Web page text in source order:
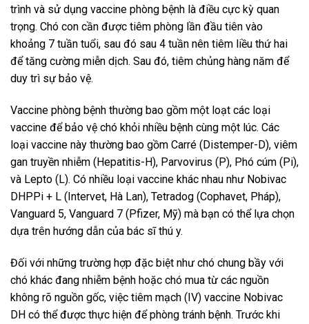
trình và sử dụng vaccine phòng bệnh là điều cực kỳ quan
trọng. Chó con cần được tiêm phòng lần đầu tiên vào
khoảng 7 tuần tuổi, sau đó sau 4 tuần nên tiêm liều thứ hai
để tăng cường miễn dịch. Sau đó, tiêm chủng hàng năm để
duy trì sự bảo vệ.
Vaccine phòng bệnh thường bao gồm một loạt các loại
vaccine để bảo vệ chó khỏi nhiều bệnh cùng một lúc. Các
loại vaccine này thường bao gồm Carré (Distemper-D), viêm
gan truyền nhiễm (Hepatitis-H), Parvovirus (P), Phó cúm (Pi),
và Lepto (L). Có nhiều loại vaccine khác nhau như Nobivac
DHPPi + L (Intervet, Hà Lan), Tetradog (Cophavet, Pháp),
Vanguard 5, Vanguard 7 (Pfizer, Mỹ) mà bạn có thể lựa chọn
dựa trên hướng dẫn của bác sĩ thú y.
Đối với những trường hợp đặc biệt như chó chung bầy với
chó khác đang nhiễm bệnh hoặc chó mua từ các nguồn
không rõ nguồn gốc, việc tiêm mạch (IV) vaccine Nobivac
DH có thể được thực hiện để phòng tránh bệnh. Trước khi